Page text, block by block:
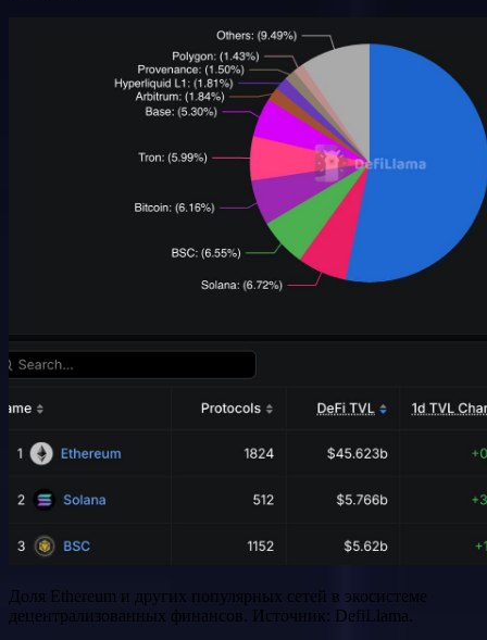
Доля Ethereum и других популярных сетей в экосистеме
децентрализованных финансов. Источник: DefiLlama.